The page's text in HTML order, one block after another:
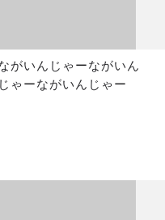
がいんじゃーながいん
ゃーながいんじゃー